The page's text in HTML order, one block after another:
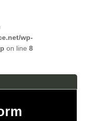
wp-
on line8